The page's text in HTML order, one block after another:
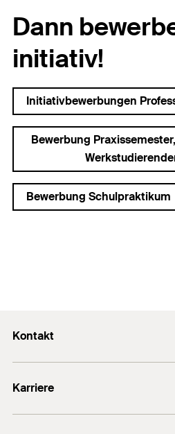
Dann
initiativ!
Initiativbewerbungen
Bewerbung
Bewerbung Schulpraktikum
Kontakt
+49 7443 12-0
Karriere